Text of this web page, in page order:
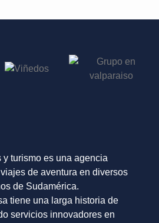
turismo es una agencia
de aventura en diversos
de Sudamérica.
tiene una larga historia de
servicios innovadores en